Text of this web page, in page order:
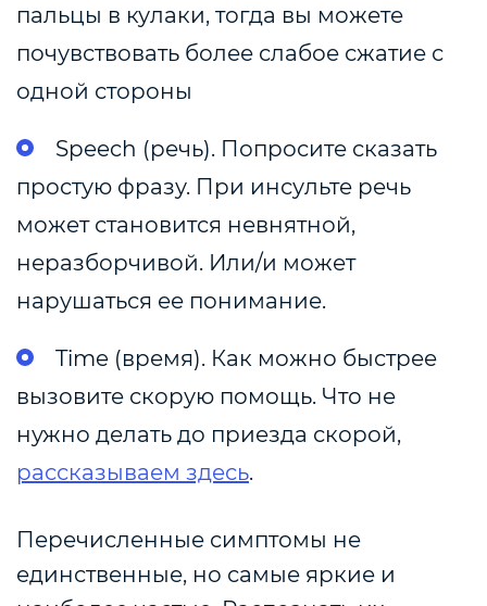
пальцы в кулаки, тогда вы можете
почувствовать более слабое сжатие с
одной стороны
Speech (речь). Попросите сказать
простую фразу. При инсульте речь
может становится невнятной,
неразборчивой. Или/и может
нарушаться ее понимание.
Time (время). Как можно быстрее
вызовите скорую помощь. Что не
нужно делать до приезда скорой,
рассказываем здесь.
Перечисленные симптомы не
единственные, но самые яркие и